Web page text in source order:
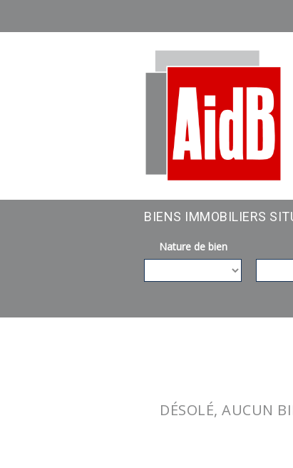
BIENS IMMOBILIERS
Nature de bien
DÉSOLÉ, AUCUN